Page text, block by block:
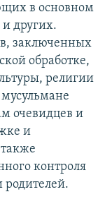
в основном
других.
заключенных
обработке,
религии
очевидцев и
и
контроля
родителей.